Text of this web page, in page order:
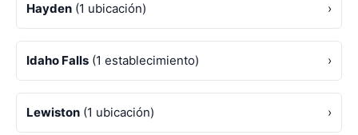
Hayden (1 ubicación) ›
Idaho Falls (1 establecimiento) ›
Lewiston (1 ubicación) ›